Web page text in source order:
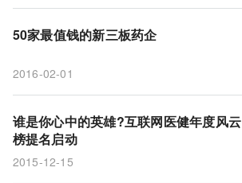
50家最值钱的新三板药企
2016-02-01
谁是你心中的英雄?互联网医健年度风云
榜提名启动
2015-12-15